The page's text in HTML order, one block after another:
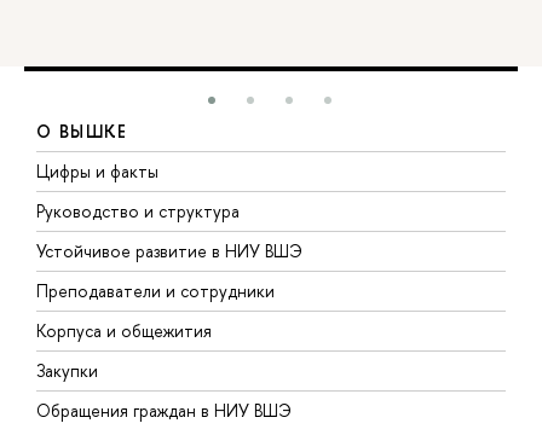
О ВЫШКЕ
Цифры и факты
Руководство и структура
Устойчивое развитие в НИУ ВШЭ
Преподаватели и сотрудники
Корпуса и общежития
Закупки
Обращения граждан в НИУ ВШЭ